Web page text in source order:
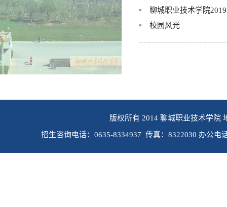
聊城职业技术学院
校园风光
版权所有 2014 聊城职业技术学院
招生咨询电话：0635-8334937 传真：8322030 办公电